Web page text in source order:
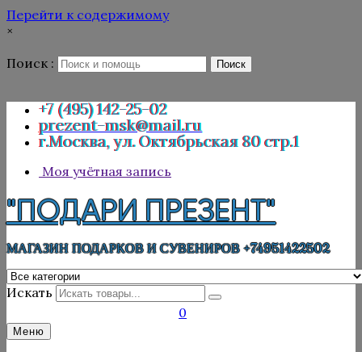
Перейти к содержимому
×
Поиск :
Поиск
+7 (495) 142-25-02
prezent-msk@mail.ru
г.Москва, ул. Октябрьская 80 стр.1
Моя учётная запись
"ПОДАРИ ПРЕЗЕНТ"
МАГАЗИН ПОДАРКОВ И СУВЕНИРОВ +74951422502
Искать
0
Меню